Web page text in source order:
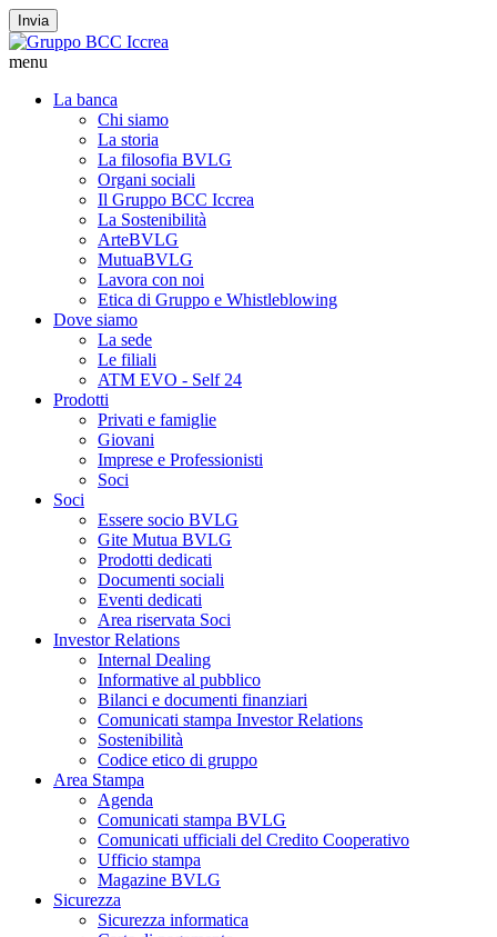
Invia
menu
La banca
Chi siamo
La storia
La filosofia BVLG
Organi sociali
Il Gruppo BCC Iccrea
La Sostenibilità
ArteBVLG
MutuaBVLG
Lavora con noi
Etica di Gruppo e Whistleblowing
Dove siamo
La sede
Le filiali
ATM EVO - Self 24
Prodotti
Privati e famiglie
Giovani
Imprese e Professionisti
Soci
Soci
Essere socio BVLG
Gite Mutua BVLG
Prodotti dedicati
Documenti sociali
Eventi dedicati
Area riservata Soci
Investor Relations
Internal Dealing
Informative al pubblico
Bilanci e documenti finanziari
Comunicati stampa Investor Relations
Sostenibilità
Codice etico di gruppo
Area Stampa
Agenda
Comunicati stampa BVLG
Comunicati ufficiali del Credito Cooperativo
Ufficio stampa
Magazine BVLG
Sicurezza
Sicurezza informatica